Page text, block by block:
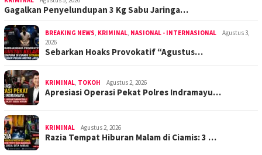
Gagalkan Penyelundupan 3 Kg Sabu Jaringa…
BREAKING NEWS, KRIMINAL, NASIONAL - INTERNASIONAL
Agustus 3,
2026
Sebarkan Hoaks Provokatif “Agustus…
KRIMINAL, TOKOH Agustus 2, 2026
Apresiasi Operasi Pekat Polres Indramayu…
KRIMINAL Agustus 2, 2026
Razia Tempat Hiburan Malam di Ciamis: 3 …